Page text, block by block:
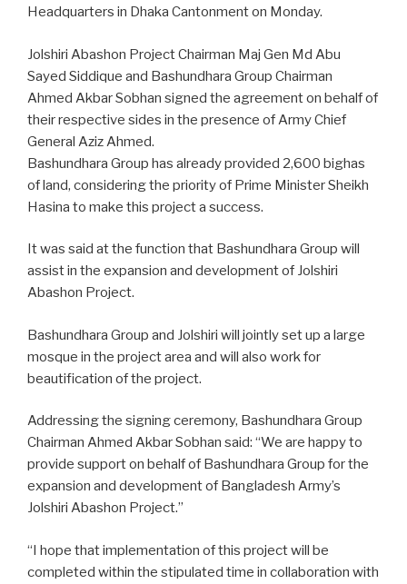
Headquarters in Dhaka Cantonment on Monday.
Jolshiri Abashon Project Chairman Maj Gen Md Abu
Sayed Siddique and Bashundhara Group Chairman
Ahmed Akbar Sobhan signed the agreement on behalf of
their respective sides in the presence of Army Chief
General Aziz Ahmed.
Bashundhara Group has already provided 2,600 bighas
of land, considering the priority of Prime Minister Sheikh
Hasina to make this project a success.
It was said at the function that Bashundhara Group will
assist in the expansion and development of Jolshiri
Abashon Project.
Bashundhara Group and Jolshiri will jointly set up a large
mosque in the project area and will also work for
beautification of the project.
Addressing the signing ceremony, Bashundhara Group
Chairman Ahmed Akbar Sobhan said: “We are happy to
provide support on behalf of Bashundhara Group for the
expansion and development of Bangladesh Army’s
Jolshiri Abashon Project.”
“I hope that implementation of this project will be
completed within the stipulated time in collaboration with